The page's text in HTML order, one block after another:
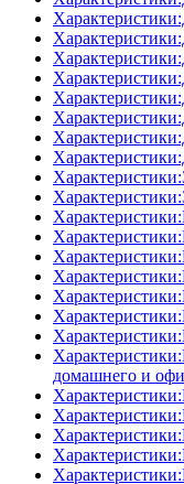
домашнего и